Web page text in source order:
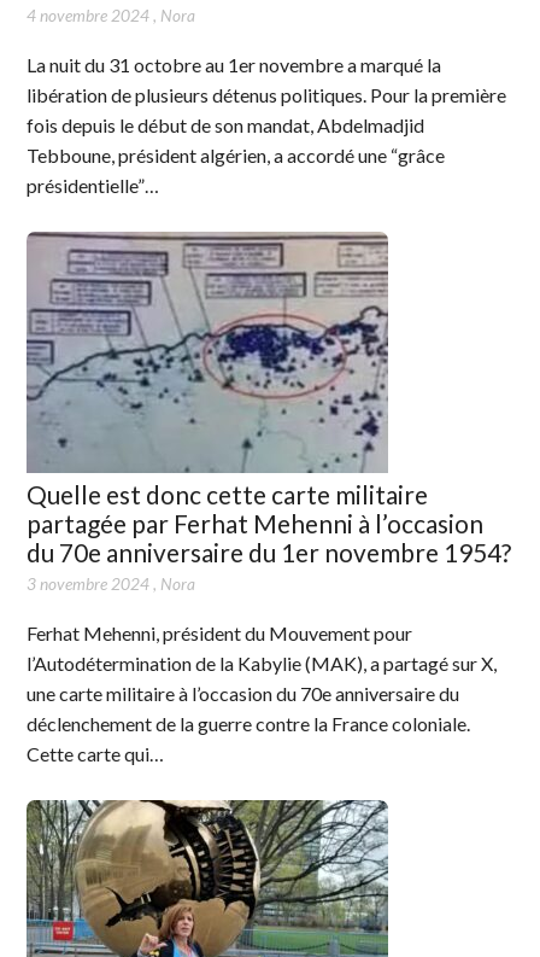
4 novembre 2024, Nora
La nuit du 31 octobre au 1er novembre a marqué la
libération de plusieurs détenus politiques. Pour la première
fois depuis le début de son mandat, Abdelmadjid
Tebboune, président algérien, a accordé une “grâce
présidentielle”…
Quelle est donc cette carte militaire
partagée par Ferhat Mehenni à l’occasion
du 70e anniversaire du 1er novembre 1954?
3 novembre 2024, Nora
Ferhat Mehenni, président du Mouvement pour
l’Autodétermination de la Kabylie (MAK), a partagé sur X,
une carte militaire à l’occasion du 70e anniversaire du
déclenchement de la guerre contre la France coloniale.
Cette carte qui…